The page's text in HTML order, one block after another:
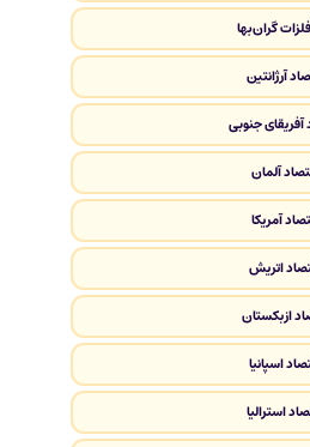
گران‌بها
آرژانتین
آفریقای جنوبی
آلمان
آمریکا
اتریش
ازبکستان
اسپانیا
استرالیا